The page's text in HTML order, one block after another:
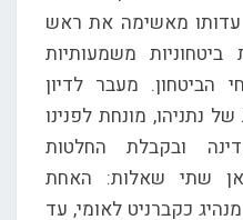
נתניהו
עדותו מאשימה את ראש
משמעותיות
הביטחון. מעבר לדיון
נתניהו, מונחת לפנינו
ובקבלת החלטות
שתי שאלות: האחת
כקברניט לאומי, עד